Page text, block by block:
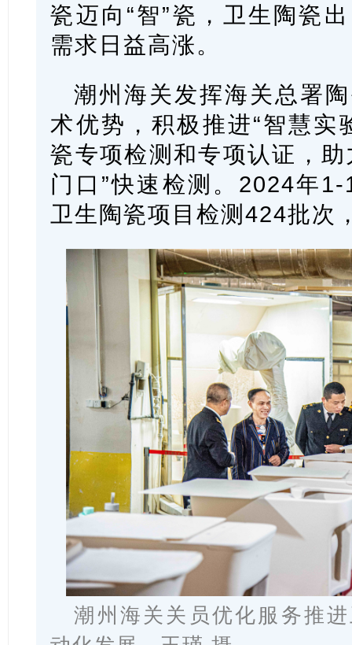
瓷迈向“智”瓷，卫生陶瓷
需求日益高涨。
潮州海关发挥海关总署
术优势，积极推进“智慧实
瓷专项检测和专项认证，
门口”快速检测。2024年
卫生陶瓷项目检测424批次
潮州海关关员优化服务推